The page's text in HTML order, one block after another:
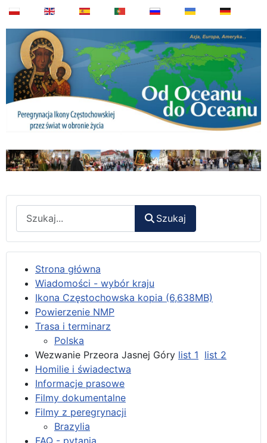
Szukaj
Strona główna
Wiadomości - wybór kraju
Ikona Częstochowska kopia (6,638MB)
Powierzenie NMP
Trasa i terminarz
Polska
Wezwanie Przeora Jasnej Góry list 1 list 2
Homilie i świadectwa
Informacje prasowe
Filmy dokumentalne
Filmy z peregrynacji
Brazylia